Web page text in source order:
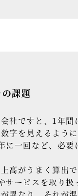
課題
社ですと、1年間
字を見えるよう
一回など、必要
高がうまく算出で
ービスを取り扱